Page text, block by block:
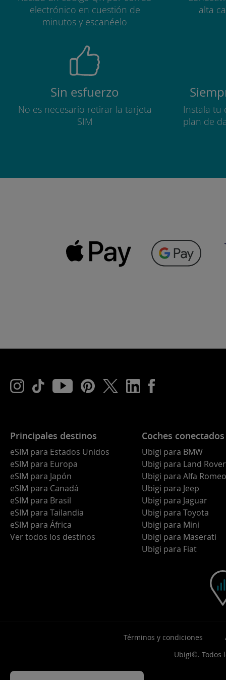
electrónico en cuestión de
minutos y escanéelo
alta
Sin esfuerzo
No es necesario retirar la tarjeta
SIM
Instala tu
plan de
Principales destinos
eSIM para Estados Unidos
eSIM para Europa
eSIM para Japón
eSIM para Canadá
eSIM para Brasil
eSIM para Tailandia
eSIM para África
Ver todos los destinos
Coches conectados
Ubigi para BMW
Ubigi para Land Rover
Ubigi para Alfa Romeo
Ubigi para Jeep
Ubigi para Jaguar
Ubigi para Toyota
Ubigi para Mini
Ubigi para Maserati
Ubigi para Fiat
Términos y condiciones
Ubigi©. Todos